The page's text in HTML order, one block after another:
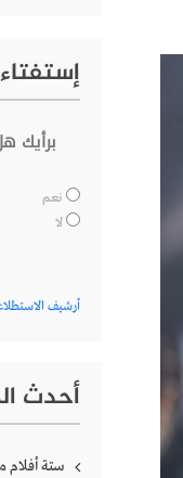
إستفتاء
برأيك
نعم
لا
أرشيف
أحدث
ستة أفلام